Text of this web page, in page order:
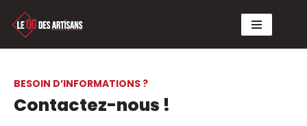
Aller
au
BESOIN D’INFORMATIONS ?
Contactez-nous !